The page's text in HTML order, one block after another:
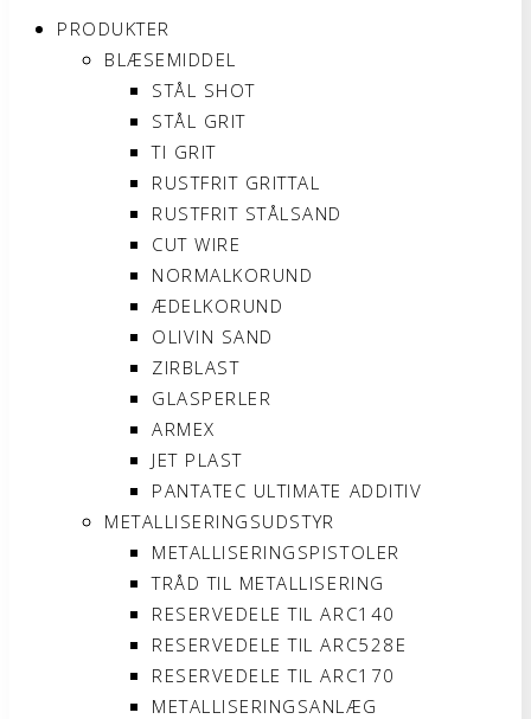
PRODUKTER
BLÆSEMIDDEL
STÅL SHOT
STÅL GRIT
TI GRIT
RUSTFRIT GRITTAL
RUSTFRIT STÅLSAND
CUT WIRE
NORMALKORUND
ÆDELKORUND
OLIVIN SAND
ZIRBLAST
GLASPERLER
ARMEX
JET PLAST
PANTATEC ULTIMATE ADDITIV
METALLISERINGSUDSTYR
METALLISERINGSPISTOLER
TRÅD TIL METALLISERING
RESERVEDELE TIL ARC140
RESERVEDELE TIL ARC528E
RESERVEDELE TIL ARC170
METALLISERINGSANLÆG